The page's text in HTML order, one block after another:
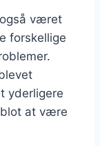
været
forskellige
yderligere
at være